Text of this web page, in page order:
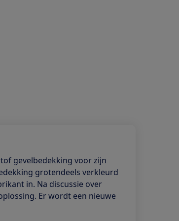
gevelbedekking voor zijn
grotendeels verkleurd
in. Na discussie over
Er wordt een nieuwe